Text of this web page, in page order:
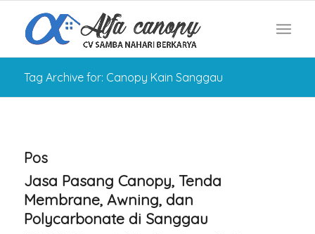
Tag Archive for: Canopy Kain Sanggau
Pos
Jasa Pasang Canopy, Tenda
Membrane, Awning, dan
Polycarbonate di Sanggau